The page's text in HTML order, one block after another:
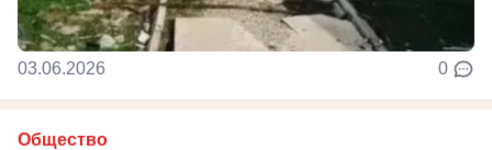
03.06.2026 0
Общество